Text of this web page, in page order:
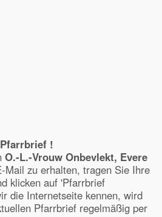
!
O.-L.-Vrouw Onbevlekt, Evere
Mail zu erhalten, tragen Sie Ihre
klicken auf 'Pfarrbrief
die Internetseite kennen, wird
Pfarrbrief regelmäßig per